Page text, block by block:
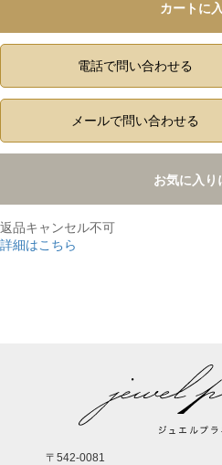
カートに
電話で問い合わせる
メールで問い合わせる
お気に入り
返品キャンセル不可
詳細はこちら
〒542-0081